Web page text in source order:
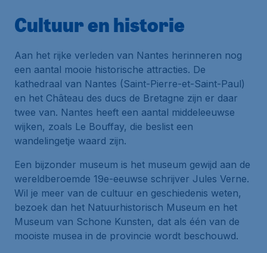
Cultuur en historie
Aan het rijke verleden van Nantes herinneren nog
een aantal mooie historische attracties. De
kathedraal van Nantes (Saint-Pierre-et-Saint-Paul)
en het Château des ducs de Bretagne zijn er daar
twee van. Nantes heeft een aantal middeleeuwse
wijken, zoals Le Bouffay, die beslist een
wandelingetje waard zijn.
Een bijzonder museum is het museum gewijd aan de
wereldberoemde 19e-eeuwse schrijver Jules Verne.
Wil je meer van de cultuur en geschiedenis weten,
bezoek dan het Natuurhistorisch Museum en het
Museum van Schone Kunsten, dat als één van de
mooiste musea in de provincie wordt beschouwd.